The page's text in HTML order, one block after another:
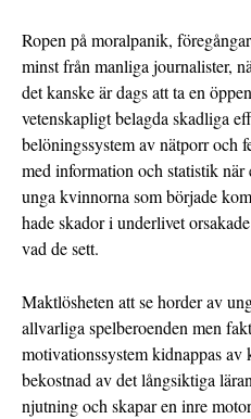
Ropen på moralpanik,
minst från manliga journalister,
det kanske är dags att ta en
vetenskapligt belagda skadliga
belöningssystem av nätporr och
med information och statistik
unga kvinnorna som började
hade skador i underlivet
vad de sett.
Maktlösheten att se horder av
allvarliga spelberoenden men
motivationssystem kidnappas
bekostnad av det långsiktiga
njutning och skapar en inre